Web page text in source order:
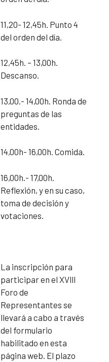
11,20- 12,45h. Punto 4
del orden del día.
12,45h. – 13,00h.
Descanso.
13,00.- 14,00h. Ronda de
preguntas de las
entidades.
14,00h- 16,00h. Comida.
16,00h.- 17,00h.
Reflexión, y en su caso,
toma de decisión y
votaciones.
La inscripción para
participar en el XVlll
Foro de
Representantes se
llevará a cabo a través
del formulario
habilitado en esta
página web. El plazo